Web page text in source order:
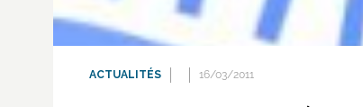
ACTUALITÉS 16/03/2011